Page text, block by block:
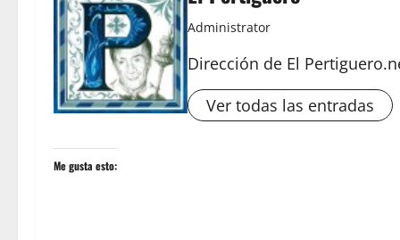
Administrator
Dirección de El
Ver todas las entradas
Me gusta esto: